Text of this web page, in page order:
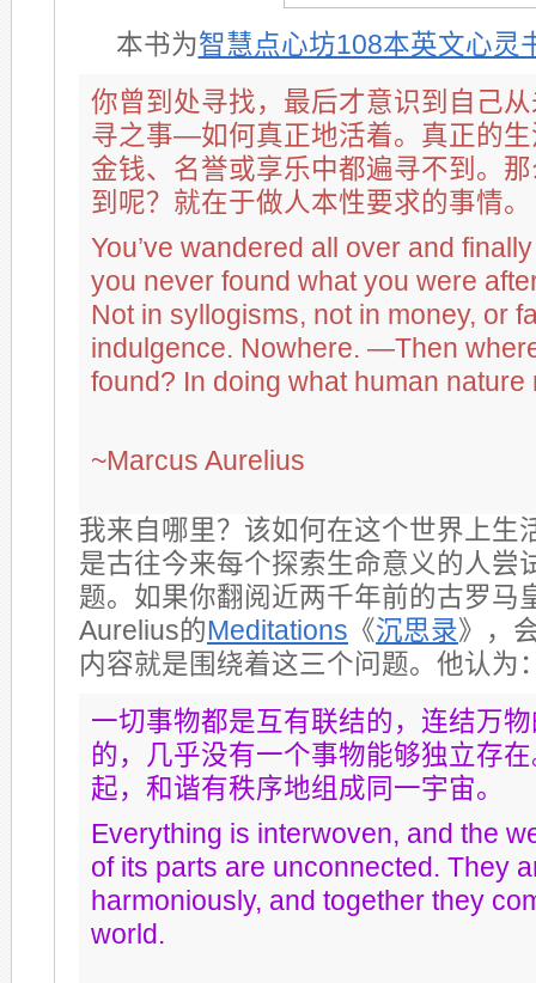
本书为智慧点心坊108本英文心灵
你曾到处寻找，最后才意识到自己
寻之事—如何真正地活着。真正的
金钱、名誉或享乐中都遍寻不到。
到呢？就在于做人本性要求的事情。
You’ve wandered all over and
you never found what you were
Not in syllogisms, not in money, or
indulgence. Nowhere. —Then
found? In doing what human nature
~Marcus Aurelius
我来自哪里？该如何在这个世界上生
是古往今来每个探索生命意义的人尝
题。如果你翻阅近两千年前的古罗马
Aurelius的Meditations 《沉思录》，
内容就是围绕着这三个问题。他认为
一切事物都是互有联结的，连结万
的，几乎没有一个事物能够独立存
起，和谐有秩序地组成同一宇宙。
Everything is interwoven, and the
of its parts are unconnected. They
harmoniously, and together they
world.